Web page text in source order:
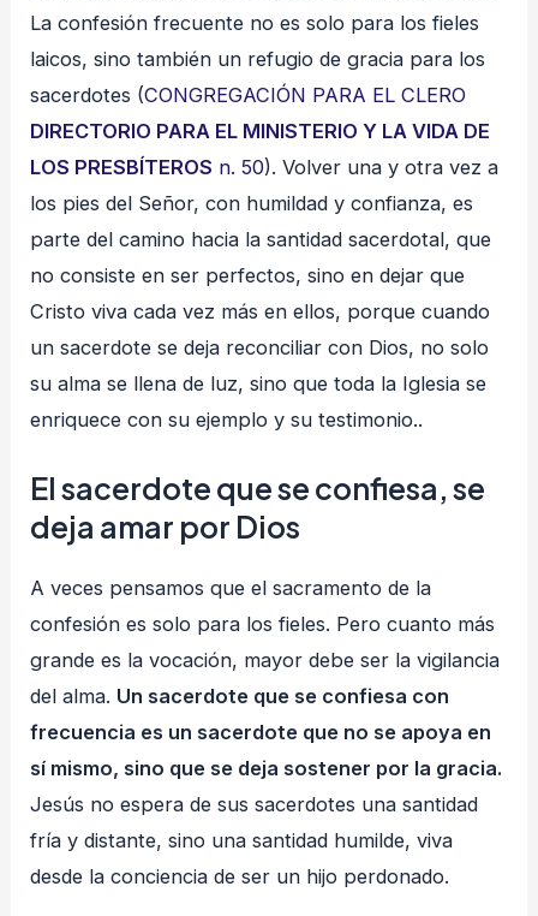
La confesión frecuente no es solo para los fieles
laicos, sino también un refugio de gracia para los
sacerdotes (CONGREGACIÓN PARA EL CLERO
DIRECTORIO PARA EL MINISTERIO Y LA VIDA DE
LOS PRESBÍTEROS n. 50). Volver una y otra vez a
los pies del Señor, con humildad y confianza, es
parte del camino hacia la santidad sacerdotal, que
no consiste en ser perfectos, sino en dejar que
Cristo viva cada vez más en ellos, porque cuando
un sacerdote se deja reconciliar con Dios, no solo
su alma se llena de luz, sino que toda la Iglesia se
enriquece con su ejemplo y su testimonio..
El sacerdote que se confiesa, se
deja amar por Dios
A veces pensamos que el sacramento de la
confesión es solo para los fieles. Pero cuanto más
grande es la vocación, mayor debe ser la vigilancia
del alma. Un sacerdote que se confiesa con
frecuencia es un sacerdote que no se apoya en
sí mismo, sino que se deja sostener por la gracia.
Jesús no espera de sus sacerdotes una santidad
fría y distante, sino una santidad humilde, viva
desde la conciencia de ser un hijo perdonado.